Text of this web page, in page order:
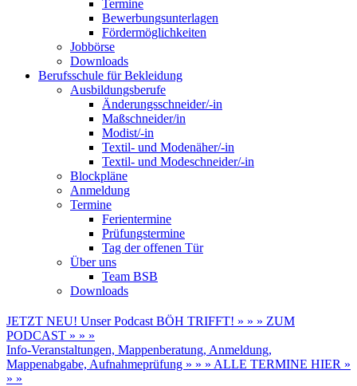
Termine
Bewerbungsunterlagen
Fördermöglichkeiten
Jobbörse
Downloads
Berufsschule für Bekleidung
Ausbildungsberufe
Änderungsschneider/-in
Maßschneider/in
Modist/-in
Textil- und Modenäher/-in
Textil- und Modeschneider/-in
Blockpläne
Anmeldung
Termine
Ferientermine
Prüfungstermine
Tag der offenen Tür
Über uns
Team BSB
Downloads
JETZT NEU! Unser Podcast BÖH TRIFFT! » » » ZUM
PODCAST » » »
Info-Veranstaltungen, Mappenberatung, Anmeldung,
Mappenabgabe, Aufnahmeprüfung » » » ALLE TERMINE HIER »
» »